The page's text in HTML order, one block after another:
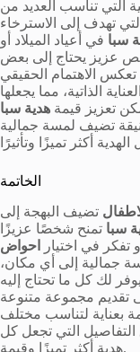
التي تناسب العديد من
تهدف إلى الاسترخاء
سبا في أعياد الميلاد أو
عزيز يحتاج إلى بعض
تعكس الاهتمام الحقيقي
الذاتية، مما يجعلها
تعزيز قيمة هدية سبا
تضيف لمسة جمالية
الخاتمة
تضيف البهجة إلى
سبا تمنح شخصًا عزيزًا
تفكر في اختيار
احواض
جمالية إلى أي مكان،
يوفر لك كل ما تحتاج إليه
تقديم مجموعة متنوعة
بعناية لتناسب مختلف
التفاصيل التي تجعل كل
هدية أكثر تميزًا وقيمة.